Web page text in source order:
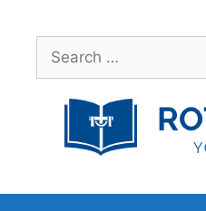
contentSearch
for: